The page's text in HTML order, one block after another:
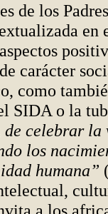
de los
en
carácter
como
SIDA o la
celebrar la
los
humana”
a los